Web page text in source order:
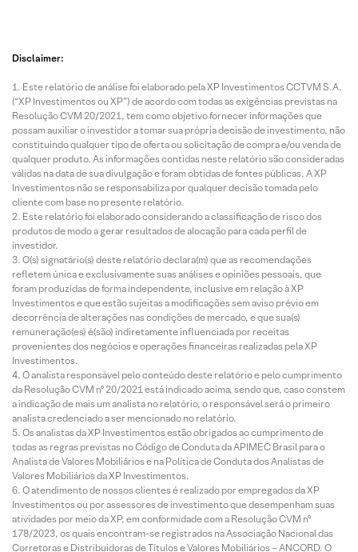
Disclaimer:
Este relatório de análise foi elaborado pela XP Investimentos CCTVM S.A.
(“XP Investimentos ou XP”) de acordo com todas as exigências previstas na
Resolução CVM 20/2021, tem como objetivo fornecer informações que
possam auxiliar o investidor a tomar sua própria decisão de investimento, não
constituindo qualquer tipo de oferta ou solicitação de compra e/ou venda de
qualquer produto. As informações contidas neste relatório são consideradas
válidas na data de sua divulgação e foram obtidas de fontes públicas. A XP
Investimentos não se responsabiliza por qualquer decisão tomada pelo
cliente com base no presente relatório.
Este relatório foi elaborado considerando a classificação de risco dos
produtos de modo a gerar resultados de alocação para cada perfil de
investidor.
O(s) signatário(s) deste relatório declara(m) que as recomendações
refletem única e exclusivamente suas análises e opiniões pessoais, que
foram produzidas de forma independente, inclusive em relação à XP
Investimentos e que estão sujeitas a modificações sem aviso prévio em
decorrência de alterações nas condições de mercado, e que sua(s)
remuneração(es) é(são) indiretamente influenciada por receitas
provenientes dos negócios e operações financeiras realizadas pela XP
Investimentos.
O analista responsável pelo conteúdo deste relatório e pelo cumprimento
da Resolução CVM nº 20/2021 está indicado acima, sendo que, caso constem
a indicação de mais um analista no relatório, o responsável será o primeiro
analista credenciado a ser mencionado no relatório.
Os analistas da XP Investimentos estão obrigados ao cumprimento de
todas as regras previstas no Código de Conduta da APIMEC Brasil para o
Analista de Valores Mobiliários e na Política de Conduta dos Analistas de
Valores Mobiliários da XP Investimentos.
O atendimento de nossos clientes é realizado por empregados da XP
Investimentos ou por assessores de investimento que desempenham suas
atividades por meio da XP, em conformidade com a Resolução CVM nº
178/2023, os quais encontram-se registrados na Associação Nacional das
Corretoras e Distribuidoras de Títulos e Valores Mobiliários – ANCORD. O